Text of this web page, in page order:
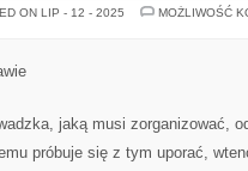
ON LIP - 12 - 2025
MOŻLIWOŚĆ
jaką musi zorganizować,
próbuje się z tym uporać,